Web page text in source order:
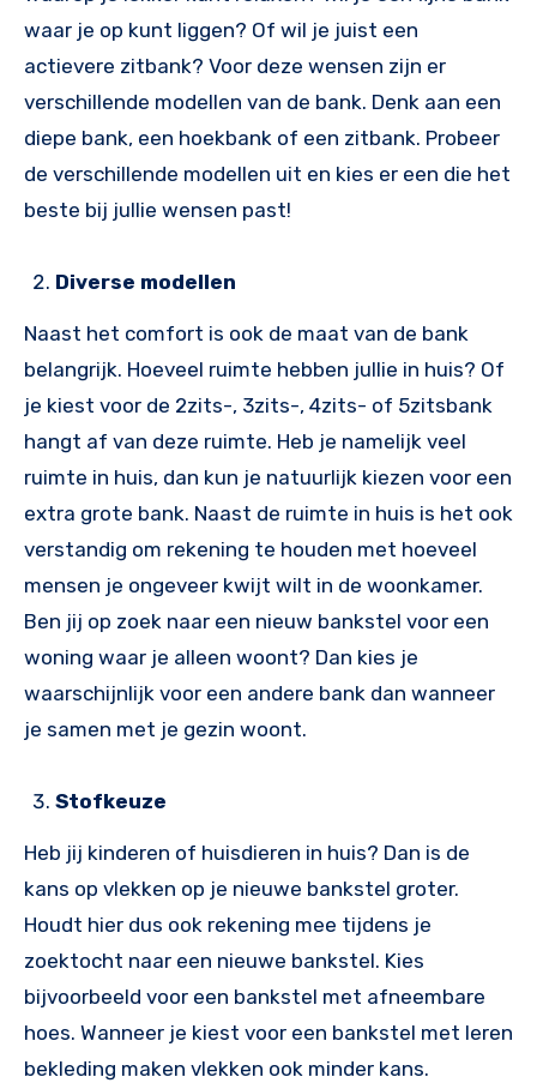
waar je op kunt liggen? Of wil je juist een
actievere zitbank? Voor deze wensen zijn er
verschillende modellen van de bank. Denk aan een
diepe bank, een hoekbank of een zitbank. Probeer
de verschillende modellen uit en kies er een die het
beste bij jullie wensen past!
Diverse modellen
Naast het comfort is ook de maat van de bank
belangrijk. Hoeveel ruimte hebben jullie in huis? Of
je kiest voor de 2zits-, 3zits-, 4zits- of 5zitsbank
hangt af van deze ruimte. Heb je namelijk veel
ruimte in huis, dan kun je natuurlijk kiezen voor een
extra grote bank. Naast de ruimte in huis is het ook
verstandig om rekening te houden met hoeveel
mensen je ongeveer kwijt wilt in de woonkamer.
Ben jij op zoek naar een nieuw bankstel voor een
woning waar je alleen woont? Dan kies je
waarschijnlijk voor een andere bank dan wanneer
je samen met je gezin woont.
Stofkeuze
Heb jij kinderen of huisdieren in huis? Dan is de
kans op vlekken op je nieuwe bankstel groter.
Houdt hier dus ook rekening mee tijdens je
zoektocht naar een nieuwe bankstel. Kies
bijvoorbeeld voor een bankstel met afneembare
hoes. Wanneer je kiest voor een bankstel met leren
bekleding maken vlekken ook minder kans.